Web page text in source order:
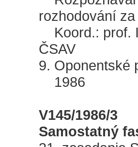
rozhodování
Koord.: prof.
ČSAV
9. Oponentské
1986
V145/1986/3
Samostatný